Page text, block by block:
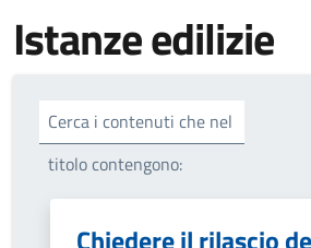
Istanze edilizie
Cerca i contenuti che nel
titolo contengono: